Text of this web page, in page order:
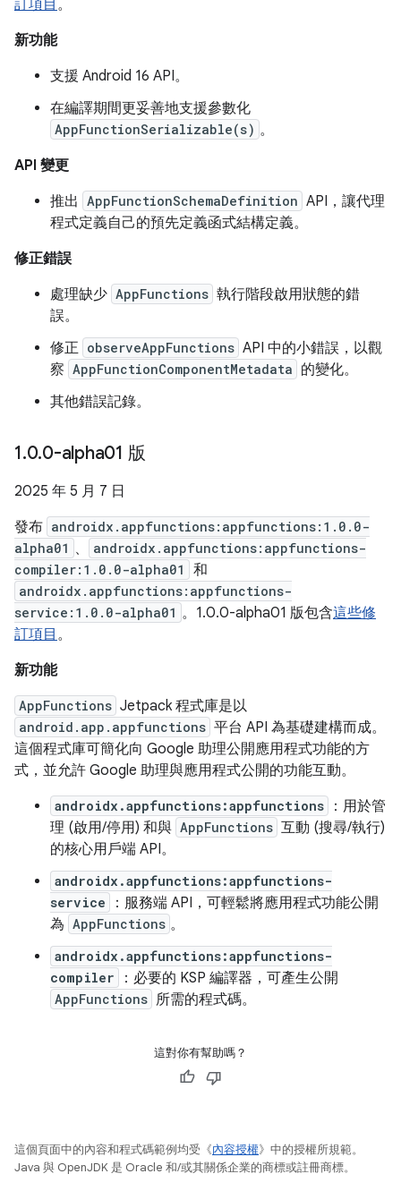
訂項目 。
新功能
支援 Android 16 API。
在編譯期間更妥善地支援參數化
AppFunctionSerializable(s) 。
API 變更
推出 AppFunctionSchemaDefinition API，讓代理
程式定義自己的預先定義函式結構定義。
修正錯誤
處理缺少 AppFunctions 執行階段啟用狀態的錯
誤。
修正 observeAppFunctions API 中的小錯誤，以觀
察 AppFunctionComponentMetadata 的變化。
其他錯誤記錄。
1.0.0-alpha01 版
2025 年 5 月 7 日
發布 androidx.appfunctions:appfunctions:1.0.0-
alpha01 、
androidx.appfunctions:appfunctions-
compiler:1.0.0-alpha01
和
androidx.appfunctions:appfunctions-
service:1.0.0-alpha01 。1.0.0-alpha01 版包含這些修
訂項目 。
新功能
AppFunctions Jetpack 程式庫是以
android.app.appfunctions 平台 API 為基礎建構而成。
這個程式庫可簡化向 Google 助理公開應用程式功能的方
式，並允許 Google 助理與應用程式公開的功能互動。
androidx.appfunctions:appfunctions
：用於管
理 (啟用/停用) 和與 AppFunctions 互動 (搜尋/執行)
的核心用戶端 API。
androidx.appfunctions:appfunctions-
service
：服務端 API，可輕鬆將應用程式功能公開
為 AppFunctions 。
androidx.appfunctions:appfunctions-
compiler
：必要的 KSP 編譯器，可產生公開
AppFunctions 所需的程式碼。
這對你有幫助嗎？
這個頁面中的內容和程式碼範例均受《內容授權》中的授權所規範。
Java 與 OpenJDK 是 Oracle 和/或其關係企業的商標或註冊商標。